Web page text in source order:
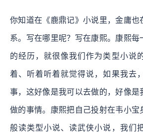
你知道在《鹿鼎记》小说里，金庸也
系。写在哪里呢？写在康熙。康熙每
的经历，就很像我们作为类型小说
着、听着听着就觉得说，如果我去
事，这好像是我可以去做的，好像是
做的事情。康熙把自己投射在韦小宝
般读类型小说、读武侠小说，我们